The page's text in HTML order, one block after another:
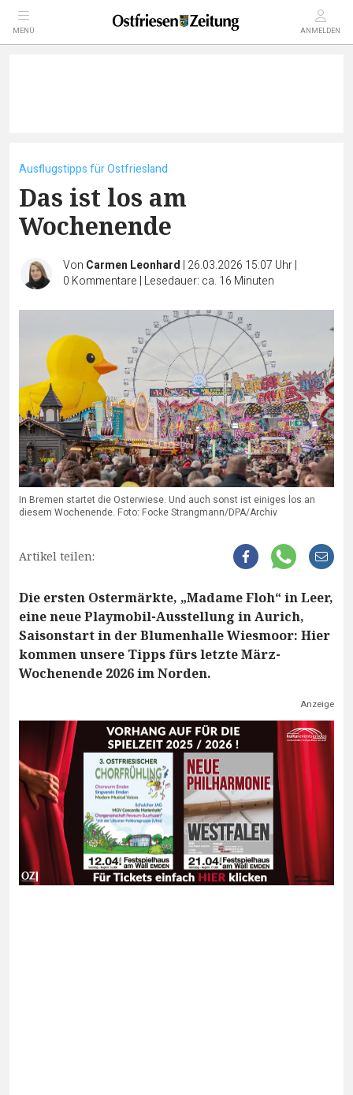
MENÜ ANMELDEN
Ausflugstipps für Ostfriesland
Das ist los am
Wochenende
Von Carmen Leonhard | 26.03.2026 15:07 Uhr|
0 Kommentare | Lesedauer: ca. 16 Minuten
In Bremen startet die Osterwiese. Und auch sonst ist einiges los an
diesem Wochenende. Foto: Focke Strangmann/DPA/Archiv
Artikel teilen:
Die ersten Ostermärkte, „Madame Floh“ in Leer,
eine neue Playmobil-Ausstellung in Aurich,
Saisonstart in der Blumenhalle Wiesmoor: Hier
kommen unsere Tipps fürs letzte März-
Wochenende 2026 im Norden.
Anzeige